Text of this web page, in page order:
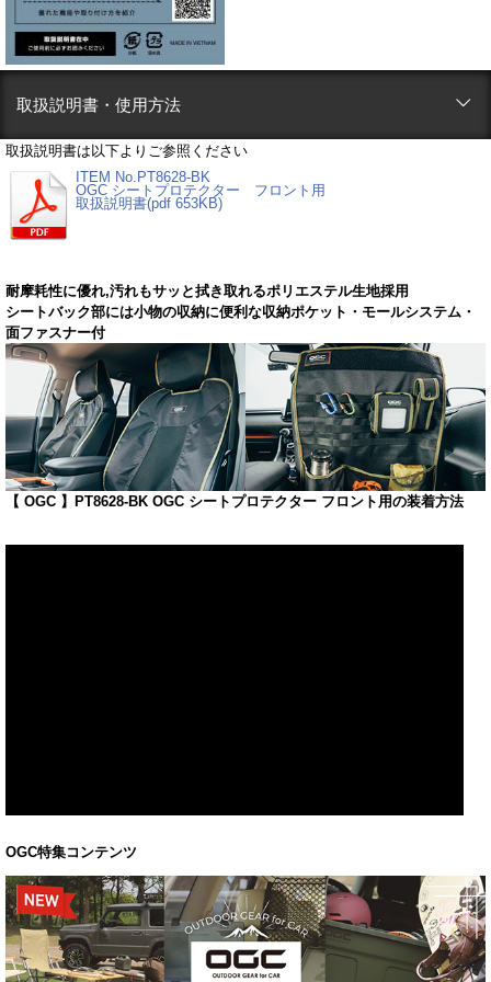
取扱説明書・使用方法
取扱説明書は以下よりご参照ください
ITEM No.PT8628-BK
OGC シートプロテクター フロント用
取扱説明書(pdf 653KB)
耐摩耗性に優れ,汚れもサッと拭き取れるポリエステル生地採用
シートバック部には小物の収納に便利な収納ポケット・モールシステム・
面ファスナー付
【 OGC 】PT8628-BK OGC シートプロテクター フロント用の装着方法
OGC特集コンテンツ